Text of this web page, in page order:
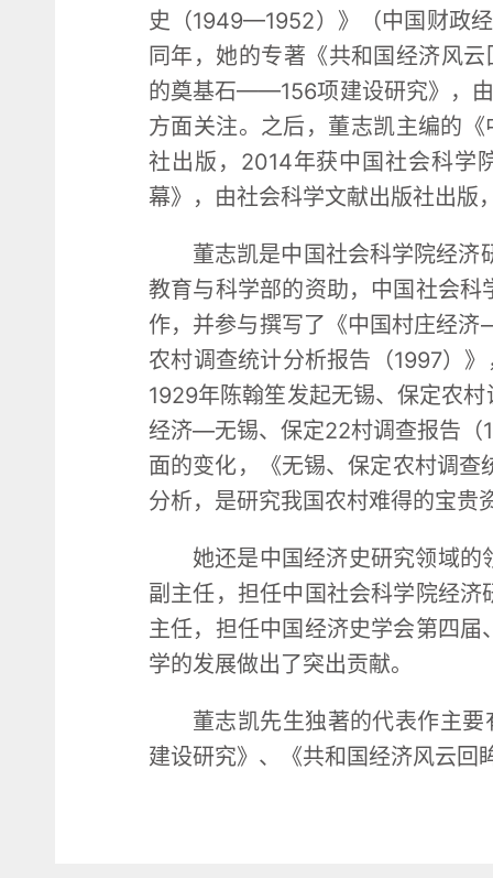
史（1949—1952）》（中国财政
同年，她的专著《共和国经济风
的奠基石——156项建设研究》，
方面关注。之后，董志凯主编的
社出版，2014年获中国社会科
幕》，由社会科学文献出版社出版
董志凯是中国社会科学院经济
教育与科学部的资助，中国社会
作，并参与撰写了《中国村庄经
农村调查统计分析报告（1997）
1929年陈翰笙发起无锡、保定农
经济―无锡、保定22村调查报告（
面的变化，《无锡、保定农村调
分析，是研究我国农村难得的宝贵
她还是中国经济史研究领域
副主任，担任中国社会科学院经
主任，担任中国经济史学会第四
学的发展做出了突出贡献。
董志凯先生独著的代表作主
建设研究》、《共和国经济风云